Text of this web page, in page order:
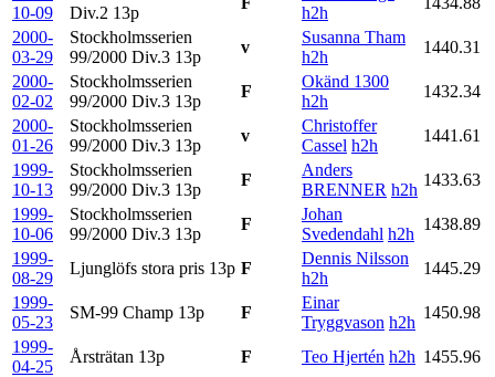
10-09
Div.2 13p
h2h
2000-
03-29
Stockholmsserien
99/2000 Div.3 13p
v
Susanna Tham
h2h
1440.31
2000-
02-02
Stockholmsserien
99/2000 Div.3 13p
F
Okänd 1300
h2h
1432.34
2000-
01-26
Stockholmsserien
99/2000 Div.3 13p
v
Christoffer
Cassel h2h
1441.61
1999-
10-13
Stockholmsserien
99/2000 Div.3 13p
F
Anders
BRENNER h2h
1433.63
1999-
10-06
Stockholmsserien
99/2000 Div.3 13p
F
Johan
Svedendahl h2h
1438.89
1999-
08-29
Ljunglöfs stora pris 13p F
Dennis Nilsson
h2h
1445.29
1999-
05-23
SM-99 Champ 13p F
Einar
Tryggvason h2h
1450.98
1999-
04-25
Årsträtan 13p F Teo Hjertén h2h 1455.96